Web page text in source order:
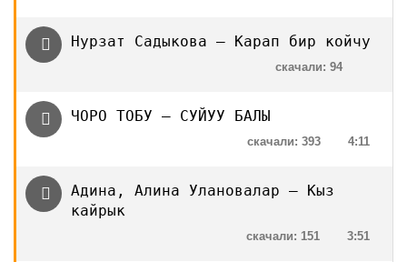
Нурзат Садыкова — Карап бир койчу
скачали: 94
ЧОРО ТОБУ — СУЙУУ БАЛЫ
4:11
скачали: 393
Адина, Алина Улановалар — Кыз
кайрык
3:51
скачали: 151